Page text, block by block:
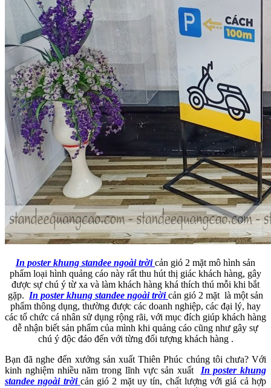
In poster khung standee ngoài trờicản gió 2 mặt mô hình sản
phẩm loại hình quảng cáo này rất thu hút thị giác khách hàng, gây
được sự chú ý từ xa và làm khách hàng khá thích thú mỗi khi bắt
gặp. In poster khung standee ngoài trờicản gió 2 mặt là một sản
phẩm thông dụng, thường được các doanh nghiệp, các đại lý, hay
các tổ chức cá nhân sử dụng rộng rãi, với mục đích giúp khách hàng
dễ nhận biết sản phẩm của mình khi quảng cáo cũng như gây sự
chú ý độc đáo đến với từng đối tượng khách hàng .
Bạn đã nghe đến xưởng sản xuất Thiên Phúc chúng tôi chưa? Với
kinh nghiệm nhiều năm trong lĩnh vực sản xuất In poster khung
standee ngoài trời cản gió 2 mặt uy tín, chất lượng với giá cả hợp